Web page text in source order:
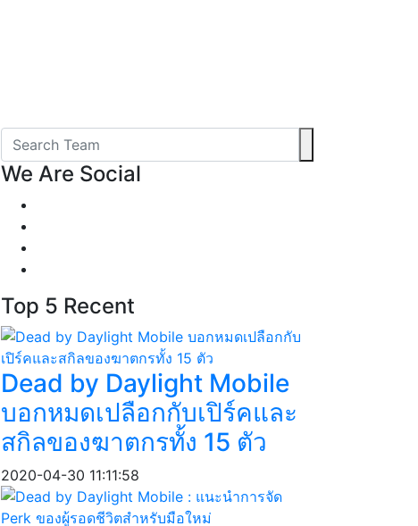
We Are Social
Top 5 Recent
Dead by Daylight Mobile
บอกหมดเปลือกกับเปิร์คและ
สกิลของฆาตกรทั้ง 15 ตัว
2020-04-30 11:11:58